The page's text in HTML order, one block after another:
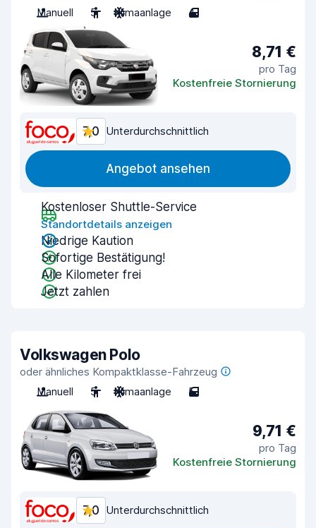
Manuell
5 Klimaanlage 4
8,71 €
pro Tag
Kostenfreie Stornierung
7,0 Unterdurchschnittlich
Angebot ansehen
Kostenloser Shuttle-Service
Standortdetails anzeigen
Niedrige Kaution
Sofortige Bestätigung!
Alle Kilometer frei
Jetzt zahlen
Volkswagen Polo
oder ähnliches Kompaktklasse-Fahrzeug
Manuell
5 Klimaanlage 5
9,71 €
pro Tag
Kostenfreie Stornierung
7,0 Unterdurchschnittlich